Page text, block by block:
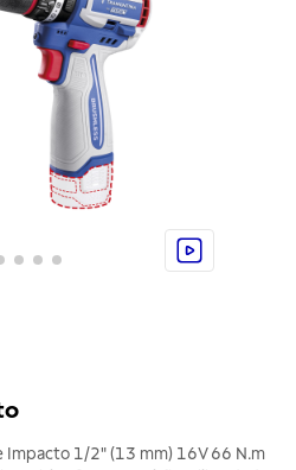
Impacto 1/2" (13 mm) 16V 66 N.m